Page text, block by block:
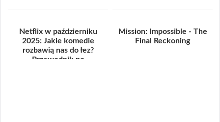
Netflix w październiku
2025: Jakie komedie
rozbawią nas do łez?
Przewodnik po
Mission: Impossible - The
Final Reckoning